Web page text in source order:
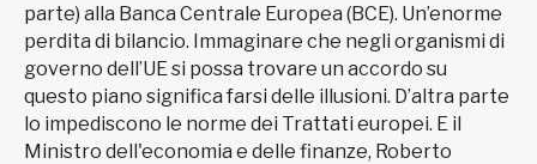
parte) alla Banca Centrale Europea (BCE). Un’enorme
perdita di bilancio. Immaginare che negli organismi di
governo dell’UE si possa trovare un accordo su
questo piano significa farsi delle illusioni. D’altra parte
lo impediscono le norme dei Trattati europei. E il
Ministro dell'economia e delle finanze, Roberto